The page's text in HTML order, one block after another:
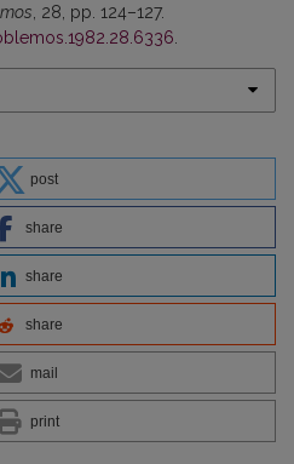
, 28, pp. 124–127.
post
share
share
share
mail
print